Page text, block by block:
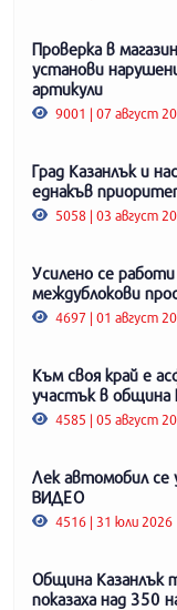
Проверка в
установи
артикули
9001 | 07 август
Град Казанлък и
еднакъв
5058 | 03 август
Усилено се
междублокови
4697 | 01 август
Към своя край е
участък в община
4585 | 05 август
Лек автомобил се
ВИДЕО
4516 | 31 юли 2026
Община Казанлък
показаха над 350